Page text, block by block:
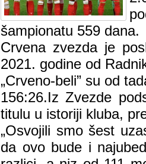
šampionatu 559 dana.
Crvena zvezda je
2021. godine od
„Crveno-beli” su od
156:26.Iz Zvezde
titulu u istoriji kluba,
„Osvojili smo šest
da ovo bude i